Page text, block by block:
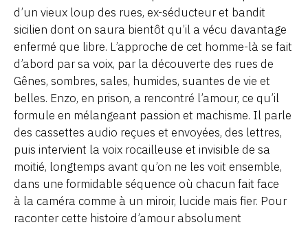
d’un vieux loup des rues, ex-séducteur et bandit
sicilien dont on saura bientôt qu’il a vécu davantage
enfermé que libre. L’approche de cet homme-là se fait
d’abord par sa voix, par la découverte des rues de
Gênes, sombres, sales, humides, suantes de vie et
belles. Enzo, en prison, a rencontré l’amour, ce qu’il
formule en mélangeant passion et machisme. Il parle
des cassettes audio reçues et envoyées, des lettres,
puis intervient la voix rocailleuse et invisible de sa
moitié, longtemps avant qu’on ne les voit ensemble,
dans une formidable séquence où chacun fait face
à la caméra comme à un miroir, lucide mais fier. Pour
raconter cette histoire d’amour absolument